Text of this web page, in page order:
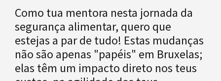
Como tua mentora nesta jornada da
segurança alimentar, quero que
estejas a par de tudo! Estas mudanças
não são apenas "papéis" em Bruxelas;
elas têm um impacto direto nos teus